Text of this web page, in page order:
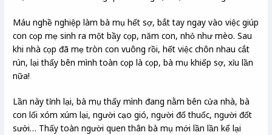
Máu nghề nghiệp làm bà mụ hết sợ, bắt tay ngay vào việc giúp
con cọp mẹ sinh ra một bầy cọp, năm con, nhỏ như mèo. Sau
khi nhà cọp đã mẹ tròn con vuông rồi, hết việc chôn nhau cắt
rún, lại thấy bên mình toàn cọp là cọp, bà mụ khiếp sợ, xỉu lần
nữa!
Lần này tỉnh lại, bà mụ thấy mình đang nằm bên cửa nhà, bà
con lối xóm xúm lại, người cạo gió, người đổ thuốc, người đốt
sưởi… Thấy toàn người quen thân bà mụ mới lần lần kể lại